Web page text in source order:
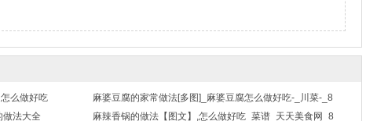
么做好吃
麻婆豆腐的家常做法[多图]_麻婆豆腐怎么做好吃-_川菜-_8
做法大全
麻辣香锅的做法【图文】,怎么做好吃_菜谱_天天美食网_8